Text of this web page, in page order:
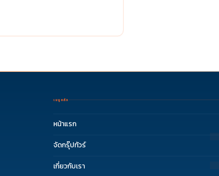
เมนูหลัก
หน้าแรก
จัดกรุ๊ปทัวร์
เกี่ยวกับเรา